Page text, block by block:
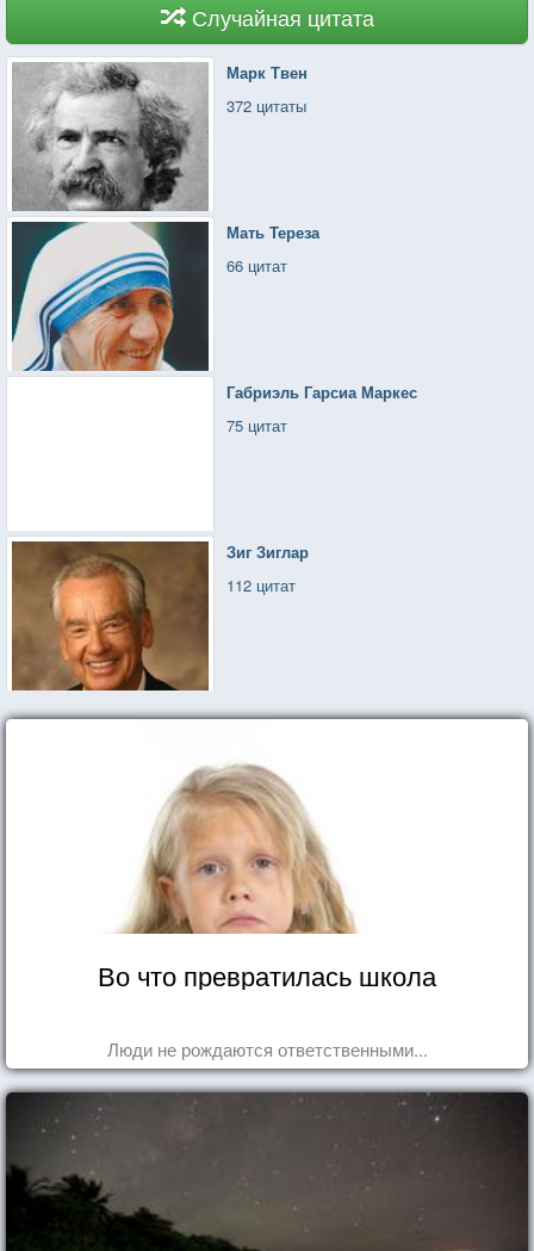
Случайная цитата
Марк Твен
372 цитаты
Мать Тереза
66 цитат
Габриэль Гарсиа Маркес
75 цитат
Зиг Зиглар
112 цитат
Во что превратилась школа
Люди не рождаются ответственными...